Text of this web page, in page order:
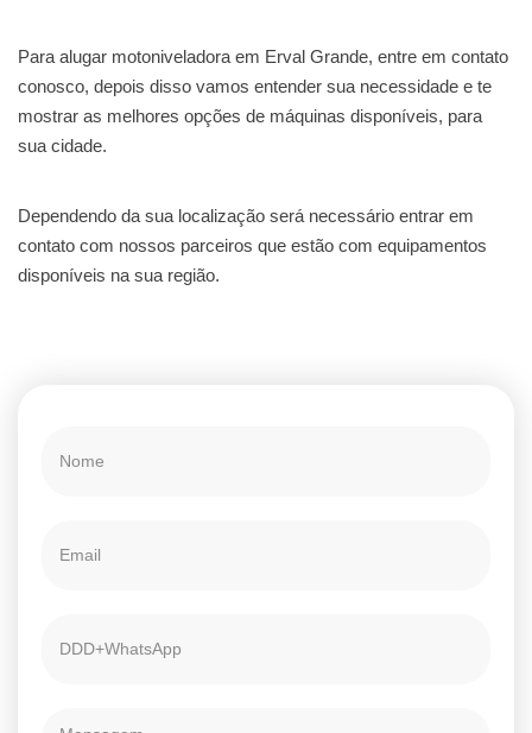
Para alugar motoniveladora em Erval Grande, entre em contato
conosco, depois disso vamos entender sua necessidade e te
mostrar as melhores opções de máquinas disponíveis, para
sua cidade.
Dependendo da sua localização será necessário entrar em
contato com nossos parceiros que estão com equipamentos
disponíveis na sua região.